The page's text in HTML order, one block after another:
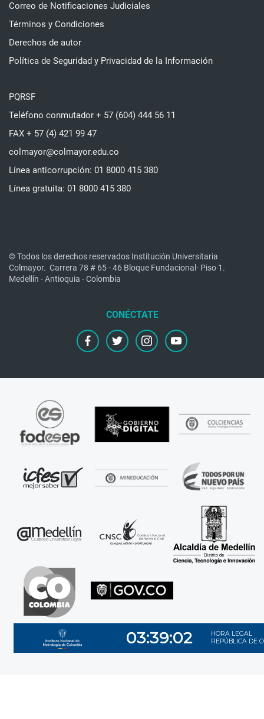
Correo de Notificaciones Judiciales
Términos y Condiciones
Derechos de autor
Política de Seguridad y Privacidad de la Información
PQRSF
Teléfono conmutador + 57 (604) 444 56 11
FAX + 57 (4) 421 99 47
colmayor@colmayor.edu.co
Línea anticorrupción: 01 8000 415 380
Línea gratuita: 01 8000 415 380
© Todos los derechos reservados Institución Universitaria
Colmayor. Carrera 78 # 65 - 46 Bloque Fundacional- Piso 1.
Medellín - Antioquia - Colombia